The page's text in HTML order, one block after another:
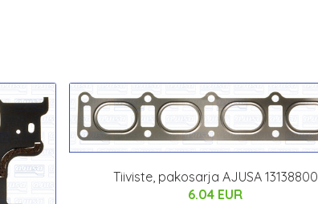
Tiiviste, pakosarja AJUSA 13138800
6.04 EUR